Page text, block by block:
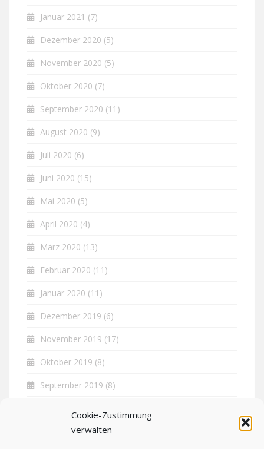
Cookie-Zustimmung
verwalten
Januar 2021 (7)
Dezember 2020 (5)
November 2020 (5)
Oktober 2020 (7)
September 2020 (11)
August 2020 (9)
Juli 2020 (6)
Juni 2020 (15)
Mai 2020 (5)
April 2020 (4)
März 2020 (13)
Februar 2020 (11)
Januar 2020 (11)
Dezember 2019 (6)
November 2019 (17)
Oktober 2019 (8)
September 2019 (8)
Juli 2019(7)